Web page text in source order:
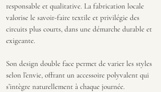
responsable et qualitative. La fabrication locale
valorise le savoir-faire textile et privilégie des
circuits plus courts, dans une démarche durable et
exigeante.
Son design double face permet de varier les styles
selon l’envie, offrant un accessoire polyvalent qui
s’intègre naturellement à chaque journée.